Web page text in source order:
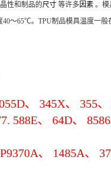
性和制品的尺寸 等许多因素 。模
～65℃。TPU制品模具温度一
、 345X、 355
588E、 64D、
、 1485A、